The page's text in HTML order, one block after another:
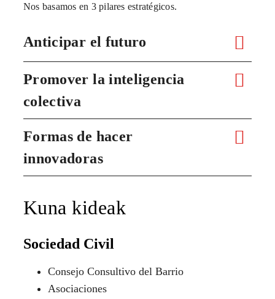
Nos basamos en 3 pilares estratégicos.
Anticipar el futuro
Promover la inteligencia
colectiva
Formas de hacer
innovadoras
Kuna kideak
Sociedad Civil
Consejo Consultivo del Barrio
Asociaciones